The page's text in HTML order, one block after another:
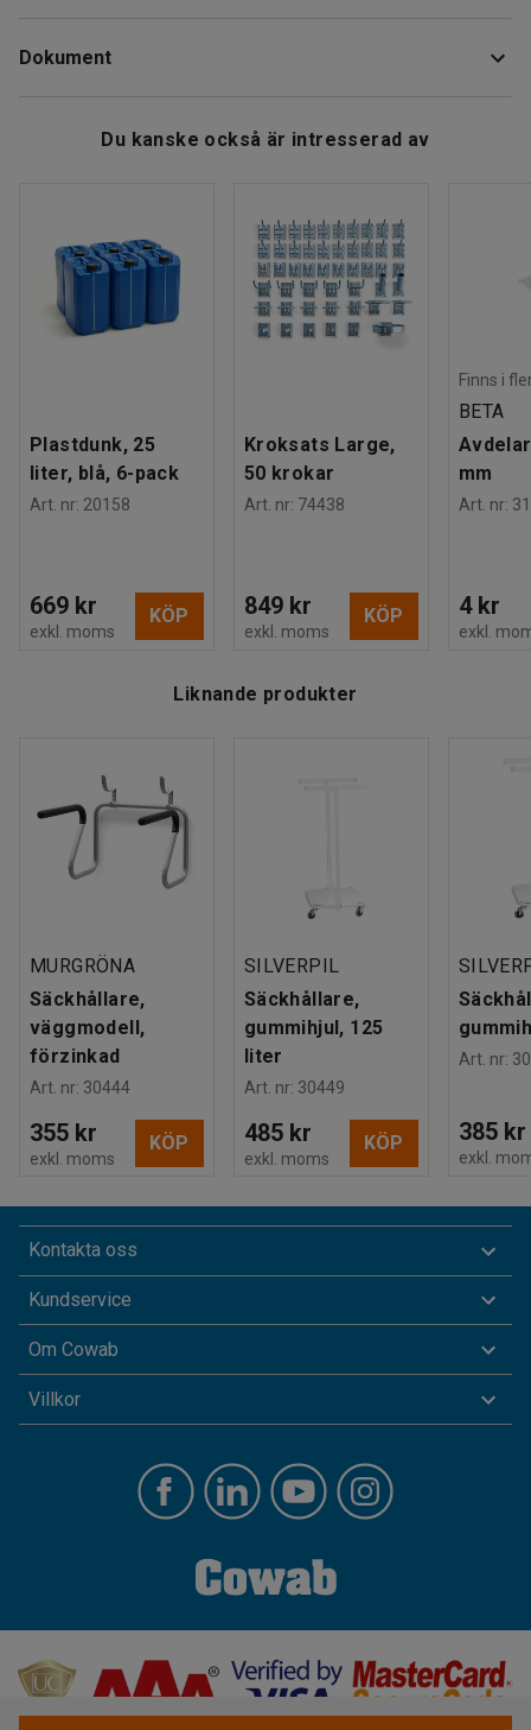
plats när det inte används.
Bredd: 450
Elförzinkat stål
Montering: Levereras monterad
Dokument
Du kanske också är intresserad av
Plastdunk, 25
liter, blå, 6-pack
Art. nr: 20158
669 kr
exkl. moms
KÖP
Kroksats Large,
50 krokar
Art. nr: 74438
849 kr
exkl. moms
KÖP
Finns i
BETA
mm
Art. nr:
4 kr
exkl.
Liknande produkter
MURGRÖNA
Säckhållare,
väggmodell,
förzinkad
Art. nr: 30444
355 kr
exkl. moms
KÖP
SILVERPIL
Säckhållare,
gummihjul, 125
liter
Art. nr: 30449
485 kr
exkl. moms
KÖP
Art. nr:
385 kr
exkl.
Kontakta oss
Kundservice
Om Cowab
Villkor